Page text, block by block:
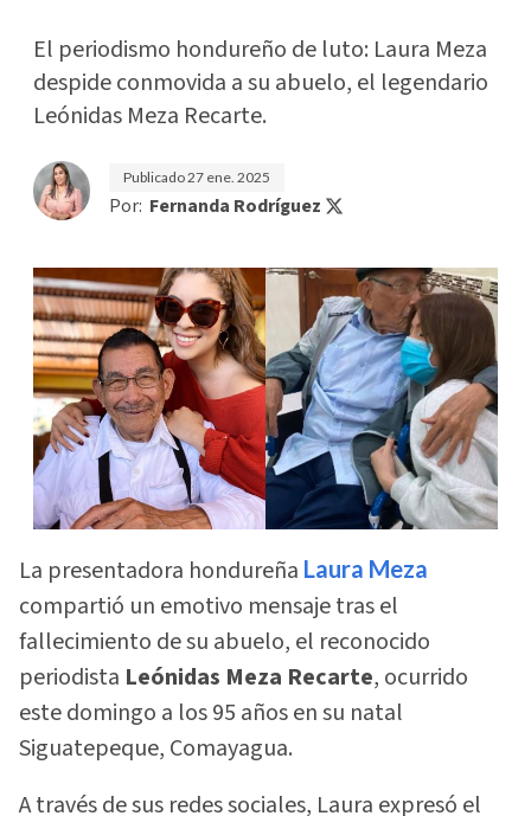
El periodismo hondureño de luto: Laura Meza
despide conmovida a su abuelo, el legendario
Leónidas Meza Recarte.
Publicado27 ene. 2025
Por: Fernanda Rodríguez
La presentadora hondureña Laura Meza
compartió un emotivo mensaje tras el
fallecimiento de su abuelo, el reconocido
periodista Leónidas Meza Recarte, ocurrido
este domingo a los 95 años en su natal
Siguatepeque, Comayagua.
A través de sus redes sociales, Laura expresó el